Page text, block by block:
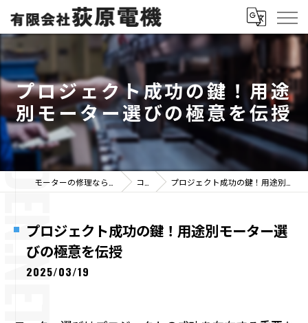
プロジェクト成功の鍵！用途
別モーター選びの極意を伝授
コラム プロジェクト成功の鍵！用途別モーター選びの極意を伝授
プロジェクト成功の鍵！用途別モーター選
びの極意を伝授
2025/03/19